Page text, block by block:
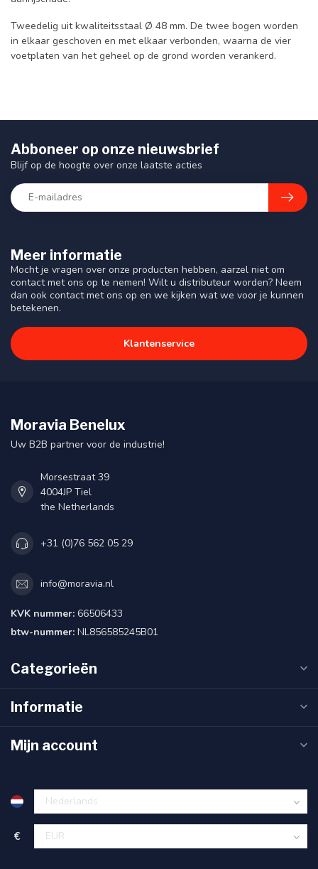
Tweedelig uit kwaliteitsstaal Ø 48 mm. De twee bogen worden
in elkaar geschoven en met elkaar verbonden, waarna de vier
voetplaten van het geheel op de grond worden verankerd.
Meer informatie
Mocht je vragen over onze producten hebben, aarzel niet om
contact met ons op te nemen! Wilt u distributeur worden? Neem
dan ook contact met ons op en we kijken wat we voor je kunnen
betekenen.
Klantenservice
Abboneer op onze nieuwsbrief
Blijf op de hoogte over onze laatste acties
Moravia Benelux
Uw B2B partner voor de industrie!
Morsestraat 39
4004JP Tiel
the Netherlands
+31 (0)76 562 05 29
info@moravia.nl
KVK nummer: 66506433
btw-nummer: NL856585245B01
Categorieën
Informatie
Mijn account
€